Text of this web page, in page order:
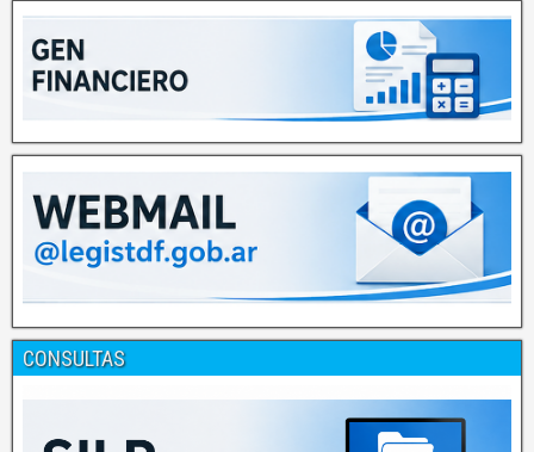
CONSULTAS